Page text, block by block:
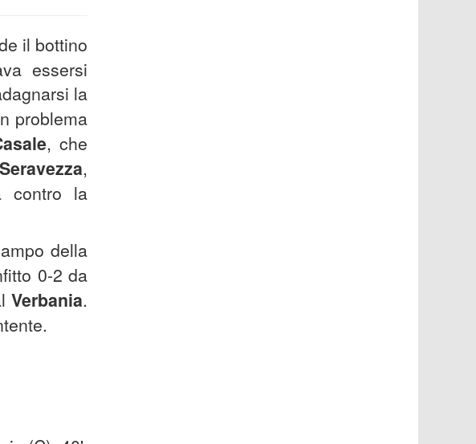
il bottino
essersi
la
problema
, che
Seravezza,
contro la
della
0-2 da
Verbania.